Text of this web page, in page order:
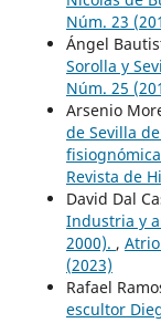
Núm. 23
Ángel
Sorolla y
Núm. 25
Arsenio
de Sevilla
Revista de
David Dal
Industria y
2000). ,
(2023)
Rafael
escultor